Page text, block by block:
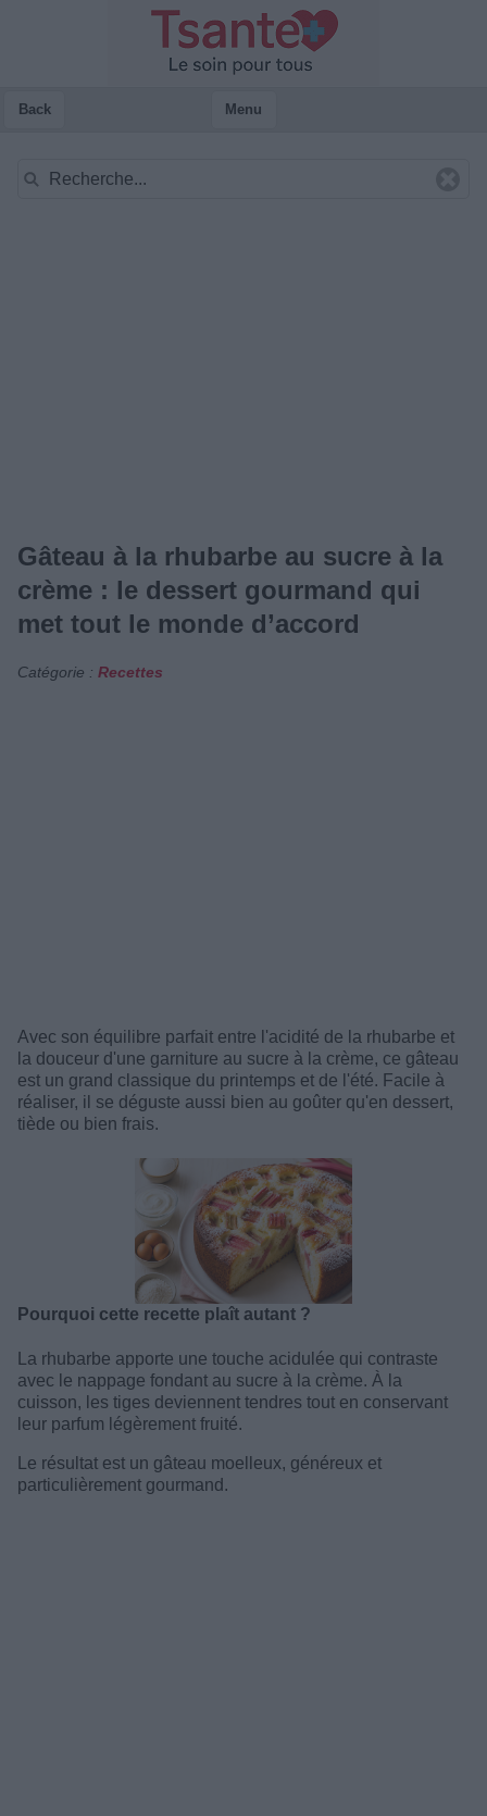
Back Menu
Gâteau à la rhubarbe au sucre à la
crème : le dessert gourmand qui
met tout le monde d’accord
Catégorie : Recettes
Avec son équilibre parfait entre l'acidité de la rhubarbe et
la douceur d'une garniture au sucre à la crème, ce gâteau
est un grand classique du printemps et de l'été. Facile à
réaliser, il se déguste aussi bien au goûter qu'en dessert,
tiède ou bien frais.
Pourquoi cette recette plaît autant ?
La rhubarbe apporte une touche acidulée qui contraste
avec le nappage fondant au sucre à la crème. À la
cuisson, les tiges deviennent tendres tout en conservant
leur parfum légèrement fruité.
Le résultat est un gâteau moelleux, généreux et
particulièrement gourmand.